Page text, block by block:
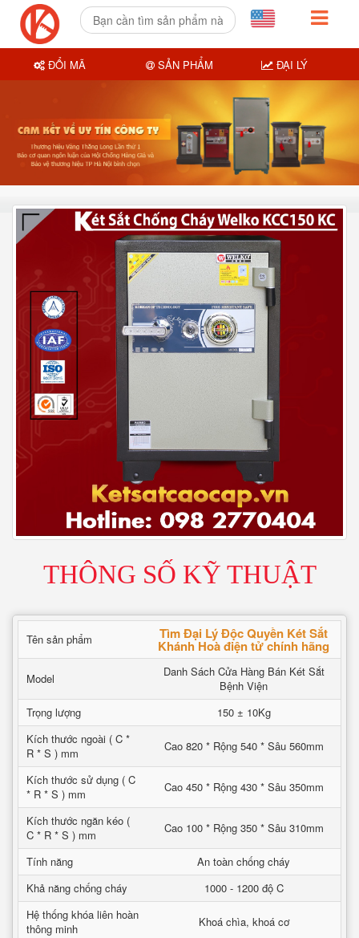
THÔNG SỐ KỸ THUẬT
Tên sản phẩm Tìm Đại Lý Độc Quyền Két Sắt
Khánh Hoà điện tử chính hãng
Model
Danh Sách Cửa Hàng Bán Két Sắt
Bệnh Viện
Trọng lượng
150 ± 10Kg
Kích thước ngoài ( C *
R * S ) mm
Cao 820 * Rộng 540 * Sâu 560mm
Kích thước sử dụng ( C
* R * S ) mm
Cao 450 * Rộng 430 * Sâu 350mm
Kích thước ngăn kéo (
C * R * S ) mm
Cao 100 * Rộng 350 * Sâu 310mm
Tính năng
An toàn chống cháy
Khả năng chống cháy
1000 - 1200 độ C
Hệ thống khóa liên hoàn
thông minh
Khoá chìa, khoá cơ
ĐỔI MÃ SẢN PHẨM ĐẠI LÝ